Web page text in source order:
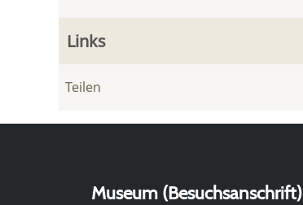
Links
Teilen
Museum (Besuchsanschrift)